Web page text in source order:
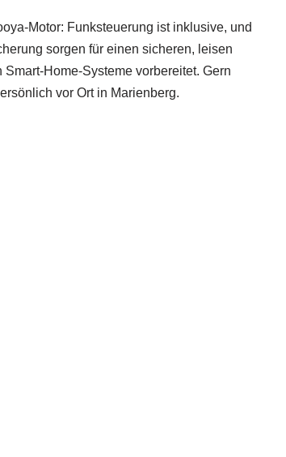
Funksteuerung ist inklusive, und
sorgen für einen sicheren, leisen
vorbereitet. Gern
vor Ort in Marienberg.